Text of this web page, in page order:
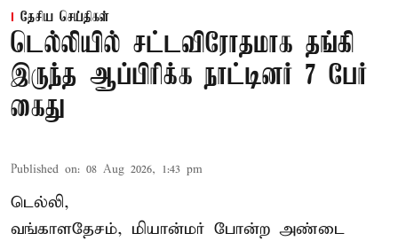
தேசிய செய்திகள்
டெல்லியில் சட்டவிரோதமாக தங்கி
இருந்த ஆப்பிரிக்க நாட்டினர் 7 பேர்
கைது
Published on: 08 Aug 2026, 1:43 pm
டெல்லி,
வங்காளதேசம், மியான்மர் போன்ற அண்டை